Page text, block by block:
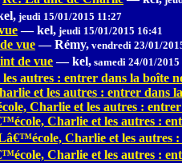
jeudi 15/01/2015 11:27
— kel, jeudi 15/01/2015 16:41
vue — Rémy, vendredi 23/01/
de vue — kel, samedi 24/01/2015
autres : entrer dans la boîte
et les autres : entrer dans la
Charlie et les autres : entrer
Charlie et les autres :
Charlie et les autres :
Charlie et les autres :